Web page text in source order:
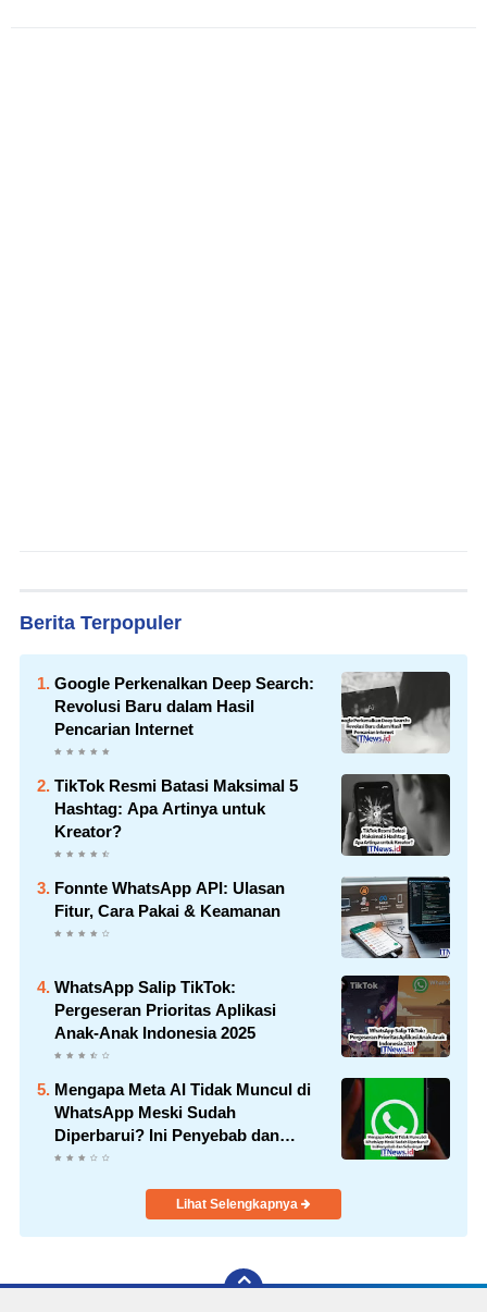
Berita Terpopuler
Google Perkenalkan Deep Search:
Revolusi Baru dalam Hasil
Pencarian Internet
TikTok Resmi Batasi Maksimal 5
Hashtag: Apa Artinya untuk
Kreator?
Fonnte WhatsApp API: Ulasan
Fitur, Cara Pakai & Keamanan
WhatsApp Salip TikTok:
Pergeseran Prioritas Aplikasi
Anak-Anak Indonesia 2025
Mengapa Meta AI Tidak Muncul di
WhatsApp Meski Sudah
Diperbarui? Ini Penyebab dan
Solusinya!
Lihat Selengkapnya